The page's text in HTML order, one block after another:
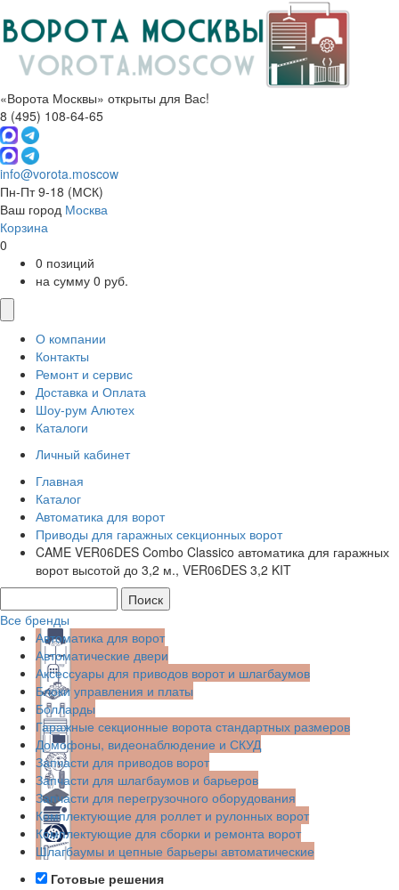
«Ворота Москвы» открыты для Вас!
8 (495) 108-64-65
info@vorota.moscow
Пн-Пт 9-18 (МСК)
Ваш город Москва
Корзина
0
0 позиций
на сумму 0 руб.
О компании
Контакты
Ремонт и сервис
Доставка и Оплата
Шоу-рум Алютех
Каталоги
Личный кабинет
Главная
Каталог
Автоматика для ворот
Приводы для гаражных секционных ворот
CAME VER06DES Combo Classico автоматика для гаражных
ворот высотой до 3,2 м., VER06DES 3,2 KIT
Все бренды
Автоматика для ворот
Автоматические двери
Аксессуары для приводов ворот и шлагбаумов
Блоки управления и платы
Болларды
Гаражные секционные ворота стандартных размеров
Домофоны, видеонаблюдение и СКУД
Запчасти для приводов ворот
Запчасти для шлагбаумов и барьеров
Запчасти для перегрузочного оборудования
Комплектующие для роллет и рулонных ворот
Комплектующие для сборки и ремонта ворот
Шлагбаумы и цепные барьеры автоматические
Готовые решения